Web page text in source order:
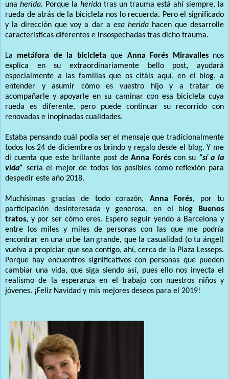
una herida. Porque la herida tras un trauma está ahí siempre, la
rueda de atrás de la bicicleta nos lo recuerda. Pero el significado
y la dirección que voy a dar a esa herida hacen que desarrolle
características diferentes e insospechadas tras dicho trauma.
La metáfora de la bicicletaque Anna Forés Miravalles nos
explica en su extraordinariamente bello post, ayudará
especialmente a las familias que os citáis aquí, en el blog, a
entender y asumir cómo es vuestro hijo y a tratar de
acompañarle y apoyarle en su caminar con esa bicicleta cuya
rueda es diferente, pero puede continuar su recorrido con
renovadas e inopinadas cualidades.
Estaba pensando cuál podía ser el mensaje que tradicionalmente
todos los 24 de diciembre os brindo y regalo desde el blog. Y me
di cuenta que este brillante post deAnna Forés con su “sí a la
vida” sería el mejor de todos los posibles como reflexión para
despedir este año 2018.
Muchísimas gracias de todo corazón, Anna Forés, por tu
participación desinteresada y generosa, en el blog Buenos
tratos, y por ser cómo eres. Espero seguir yendo a Barcelona y
entre los miles y miles de personas con las que me podría
encontrar en una urbe tan grande, que la casualidad (o tu ángel)
vuelva a propiciar que sea contigo, ahí, cerca de la Plaza Lesseps.
Porque hay encuentros significativos con personas que pueden
cambiar una vida, que siga siendo así, pues ello nos inyecta el
realismo de la esperanza en el trabajo con nuestros niños y
jóvenes. ¡Feliz Navidad y mis mejores deseos para el 2019!